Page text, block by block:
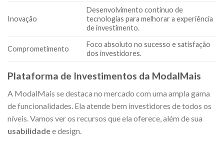
Inovação
Desenvolvimento contínuo de
tecnologias para melhorar a experiência
de investimento.
Comprometimento
Foco absoluto no sucesso e satisfação
dos investidores.
Plataforma de Investimentos da ModalMais
A ModalMais se destaca no mercado com uma ampla gama
de funcionalidades. Ela atende bem investidores de todos os
níveis. Vamos ver os recursos que ela oferece, além de sua
usabilidadee design.